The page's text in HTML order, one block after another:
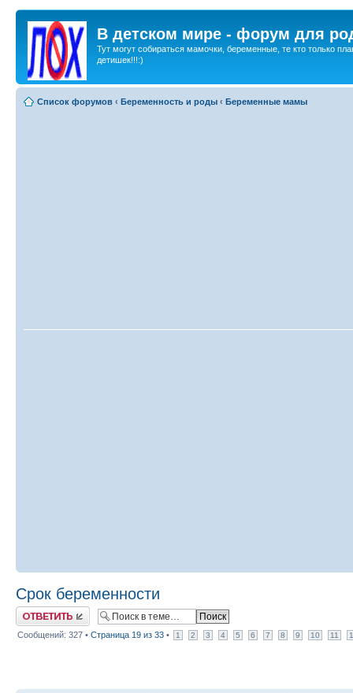
В детском мире - форум для
Тут могут собираться мамочки, беременные, те кто только
детишек!!!:)
Список форумов ‹ Беременность и роды ‹ Беременные мамы
Срок беременности
Ответить
Сообщений: 327 • Страница 19 из 33 • 1 2 3 4 5 6 7 8 9 10 11